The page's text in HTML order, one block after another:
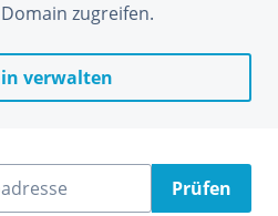
zugreifen.
verwalten
Prüfen